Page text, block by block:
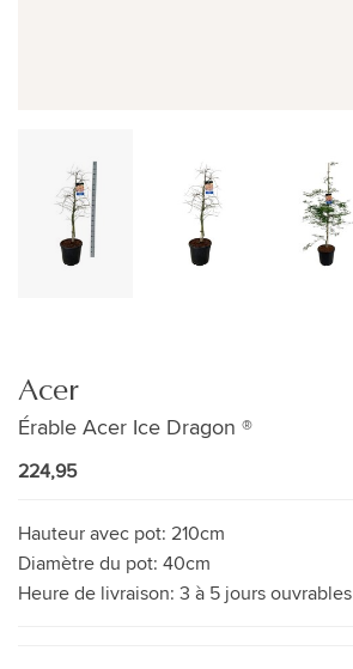
Acer
Érable Acer Ice Dragon ®
224,95
Hauteur avec pot: 210cm
Diamètre du pot: 40cm
Heure de livraison: 3 à 5 jours ouvrables